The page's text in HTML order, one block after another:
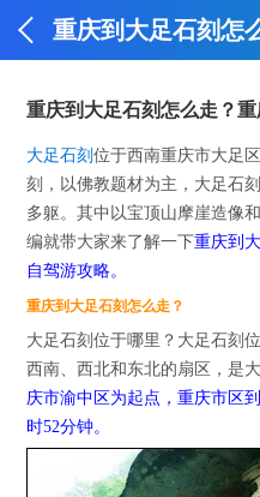
重庆到大足石刻怎么走？
大足石刻位于西南重庆市大足
刻，以佛教题材为主，大足石
多躯。其中以宝顶山摩崖造像
编就带大家来了解一下重庆到
自驾游攻略。
重庆到大足石刻怎么走？
大足石刻位于哪里？大足石刻
西南、西北和东北的扇区，是
庆市渝中区为起点，重庆市区
时52分钟。